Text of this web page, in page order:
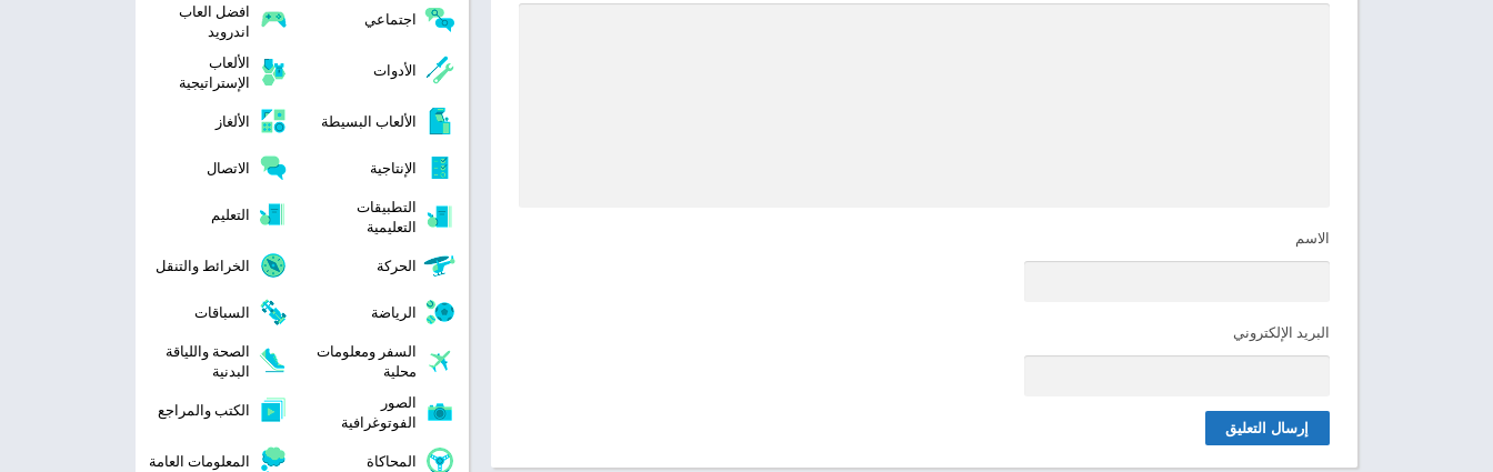
الاسم
البريد الإلكتروني
اجتماعي
افضل العاب
اندرويد
الأدوات
الألعاب
الإستراتيجية
الألعاب البسيطة
الألغاز
الإنتاجية
الاتصال
التطبيقات
التعليمية
التعليم
الحركة الخرائط والتنقل
الرياضة
السباقات
السفر ومعلومات
محلية
الصحة واللياقة
البدنية
الصور
الفوتوغرافية
الكتب والمراجع
المحاكاة المعلومات العامة